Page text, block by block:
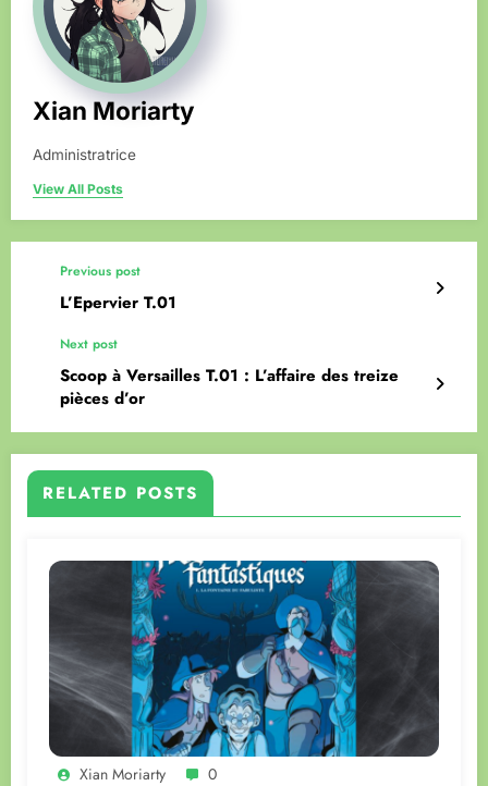
Xian Moriarty
Administratrice
View All Posts
Previous post
L’Epervier T.01
Next post
Scoop à Versailles T.01 : L’affaire des treize
pièces d’or
RELATED POSTS
Xian Moriarty 0